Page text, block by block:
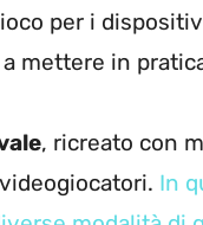
per i
mettere in
, ricreato con
In